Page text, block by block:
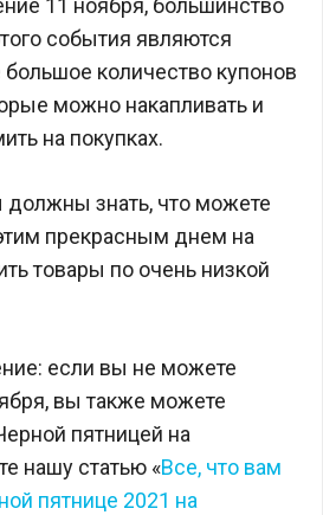
11 ноября, большинство
события являются
количество купонов
можно накапливать и
на покупках.
знать, что можете
прекрасным днем ​​на
товары по очень низкой
если вы не можете
вы также можете
пятницей на
нашу статью «Все, что вам
пятнице 2021 на